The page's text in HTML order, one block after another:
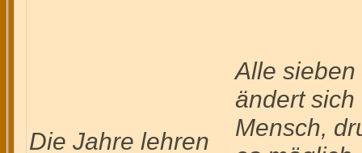
Die Jahre lehren
Alle sieben
ändert sich
Mensch,